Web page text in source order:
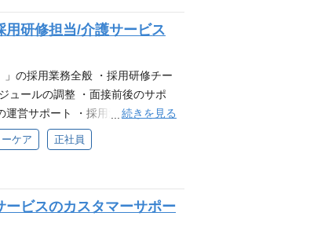
キル（ワード、エクセル、パワ
ビス提供責任者経験者 ・介護職
、きちんとしたマナーの知識があ
固定概念にとらわれず事業の推
、コミュニケーションを取りなが
る方 ・成人看護、老人看護の就
代のメンバーを中心に活躍して
しています。お客様のご要望は
時に判断、提案していくことが
経営に関わる資料を作成いただ
ンバーを採用いただけるかが肝
我々サービスの中心となる方々
の無いように、また期日までに
、営業など様々なデータを取り
し、経営がデータにより判断で
行いますのでご安心ください。
ントについて通常支障のない範囲
持って業務遂行できる方 ・クオ
念にとらわれず事業の推進・改
用研修担当/介護サービス
の採用業務全般 ・採用研修チー
ュールの調整 ・面接前後のサポ
運営サポート ・採用決定から「お
集計 必須経験・スキル ※業界
は戦略実行経験者 ・面接等の実
やオフィスツール・チャットツー
テーブル・vlookup） 求める人財
を持って応対ができる方 ・目標
工夫しながら行動できる方 ・属
続きを見る
ケア 正社員
ビスのカスタマーサポー